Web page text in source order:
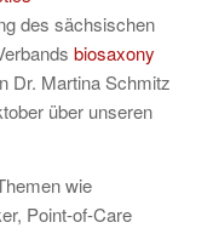
des sächsischen
biosaxony
Dr. Martina Schmitz
über unseren
wie
Point-of-Care